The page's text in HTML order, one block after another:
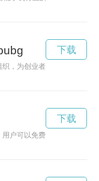
，为创业者提供科技、资金
下载
户可以免费使用，让您在
下载